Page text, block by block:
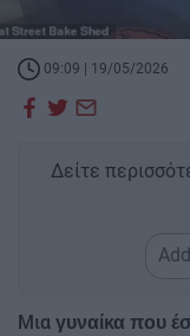
09:09 | 19/05/2026
Δείτε
Μια γυναίκα που